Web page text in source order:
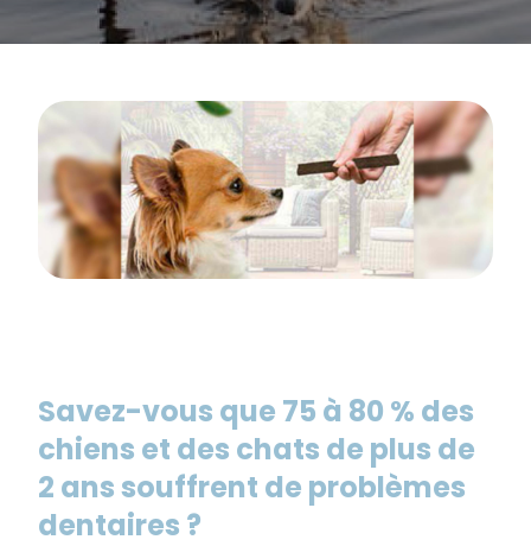
Savez-vous que 75 à 80 % des
chiens et des chats de plus de
2 ans souffrent de problèmes
dentaires ?